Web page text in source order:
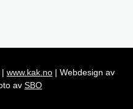
| www.kak.no | Webdesign av
av SBO